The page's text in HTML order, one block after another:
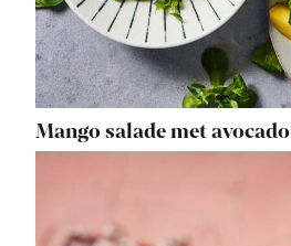
Mango salade met avocado